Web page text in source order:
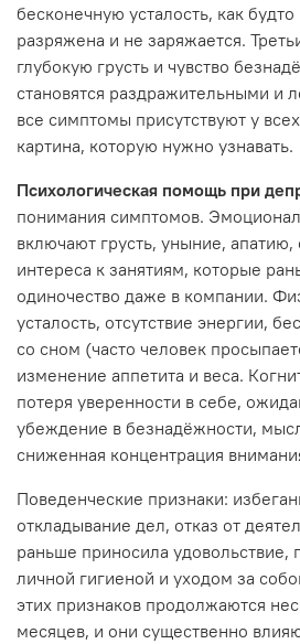
бесконечную усталость, как будто
разряжена и не заряжается.
глубокую грусть и чувство
становятся раздражительными и
все симптомы присутствуют у
картина, которую нужно узнавать.
Психологическая помощь при
понимания симптомов.
включают грусть, уныние, апатию,
интереса к занятиям, которые
одиночество даже в компании.
усталость, отсутствие энергии,
со сном (часто человек
изменение аппетита и веса.
потеря уверенности в себе,
убеждение в безнадёжности,
сниженная концентрация
Поведенческие признаки:
откладывание дел, отказ от
раньше приносила
личной гигиеной и уходом за
этих признаков продолжаются
месяцев, и они существенно